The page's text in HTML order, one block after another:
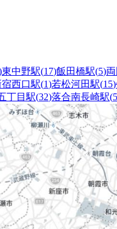
東中野駅(17)飯田橋駅(5)
宿西口駅(1)若松河田駅(15)
丁目駅(32)落合南長崎駅(5